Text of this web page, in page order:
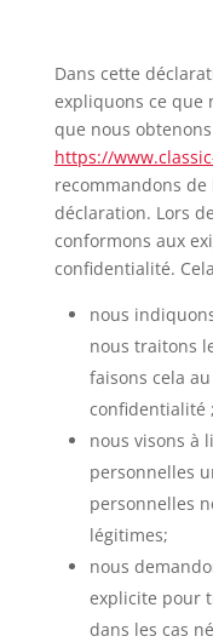
Dans cette
expliquons ce que
que nous
https://
recommandons
déclaration. Lors
conformons aux
confidentialité.
nous
nous traitons
faisons cela
confidentialité ;
nous visons à
personnelles
personnelles
légitimes;
nous
explicite pour
dans les cas